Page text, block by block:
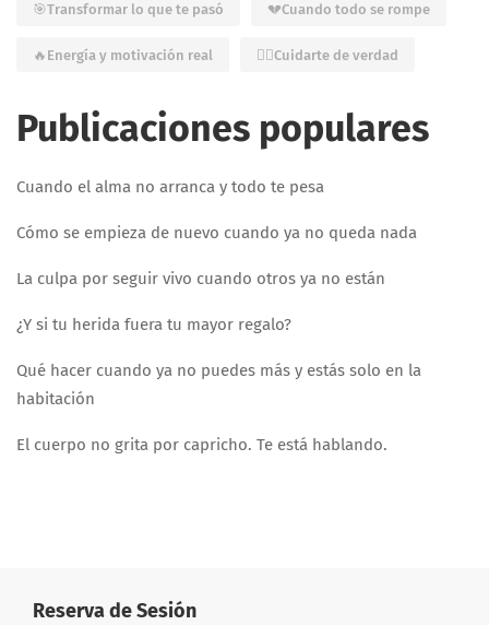
🎯Transformar lo que te pasó 💔Cuando todo se rompe
🔥Energía y motivación real 🧘‍♀️Cuidarte de verdad
Publicaciones populares
Cuando el alma no arranca y todo te pesa
Cómo se empieza de nuevo cuando ya no queda nada
La culpa por seguir vivo cuando otros ya no están
¿Y si tu herida fuera tu mayor regalo?
Qué hacer cuando ya no puedes más y estás solo en la
habitación
El cuerpo no grita por capricho. Te está hablando.
Reserva de Sesión